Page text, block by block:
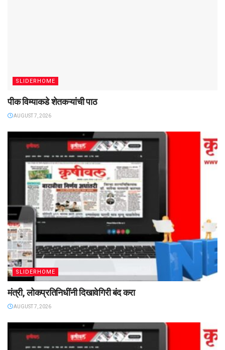
SLIDERHOME
पीक विम्याकडे शेतकऱ्यांची पाठ
AUGUST 7, 2026
SLIDERHOME
मंत्री, लोकप्रतिनिधींनी दिखावेगिरी बंद करा
AUGUST 7, 2026